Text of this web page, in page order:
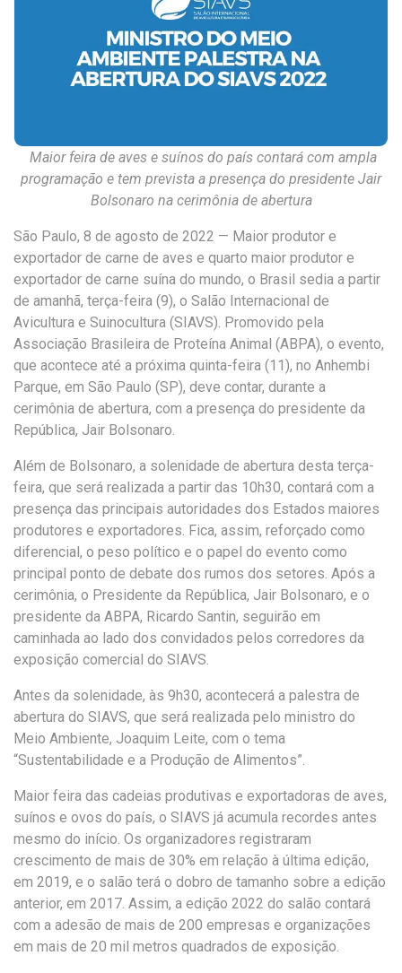
Maior feira de aves e suínos do país contará com ampla
programação e tem prevista a presença do presidente Jair
Bolsonaro na cerimônia de abertura
São Paulo, 8 de agosto de 2022 — Maior produtor e
exportador de carne de aves e quarto maior produtor e
exportador de carne suína do mundo, o Brasil sedia a partir
de amanhã, terça-feira (9), o Salão Internacional de
Avicultura e Suinocultura (SIAVS). Promovido pela
Associação Brasileira de Proteína Animal (ABPA), o evento,
que acontece até a próxima quinta-feira (11), no Anhembi
Parque, em São Paulo (SP), deve contar, durante a
cerimônia de abertura, com a presença do presidente da
República, Jair Bolsonaro.
Além de Bolsonaro, a solenidade de abertura desta terça-
feira, que será realizada a partir das 10h30, contará com a
presença das principais autoridades dos Estados maiores
produtores e exportadores. Fica, assim, reforçado como
diferencial, o peso político e o papel do evento como
principal ponto de debate dos rumos dos setores. Após a
cerimônia, o Presidente da República, Jair Bolsonaro, e o
presidente da ABPA, Ricardo Santin, seguirão em
caminhada ao lado dos convidados pelos corredores da
exposição comercial do SIAVS.
Antes da solenidade, às 9h30, acontecerá a palestra de
abertura do SIAVS, que será realizada pelo ministro do
Meio Ambiente, Joaquim Leite, com o tema
“Sustentabilidade e a Produção de Alimentos”.
Maior feira das cadeias produtivas e exportadoras de aves,
suínos e ovos do país, o SIAVS já acumula recordes antes
mesmo do início. Os organizadores registraram
crescimento de mais de 30% em relação à última edição,
em 2019, e o salão terá o dobro de tamanho sobre a edição
anterior, em 2017. Assim, a edição 2022 do salão contará
com a adesão de mais de 200 empresas e organizações
em mais de 20 mil metros quadrados de exposição.